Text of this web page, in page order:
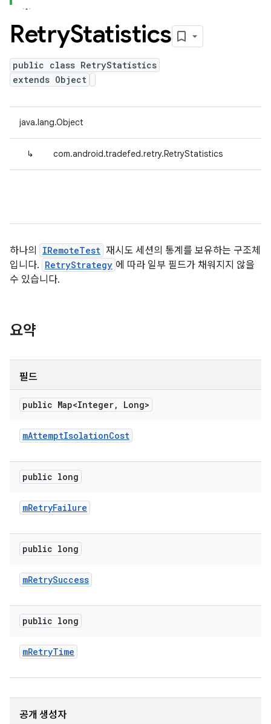
RetryStatistics
public class RetryStatistics
extends Object
java.lang.Object
↳ com.android.tradefed.retry.RetryStatistics
하나의 IRemoteTest 재시도 세션의 통계를 보유하는 구조체
입니다. RetryStrategy 에 따라 일부 필드가 채워지지 않을
수 있습니다.
요약
필드
public Map<Integer, Long>
mAttemptIsolationCost
public long
mRetryFailure
public long
mRetrySuccess
public long
mRetryTime
공개 생성자